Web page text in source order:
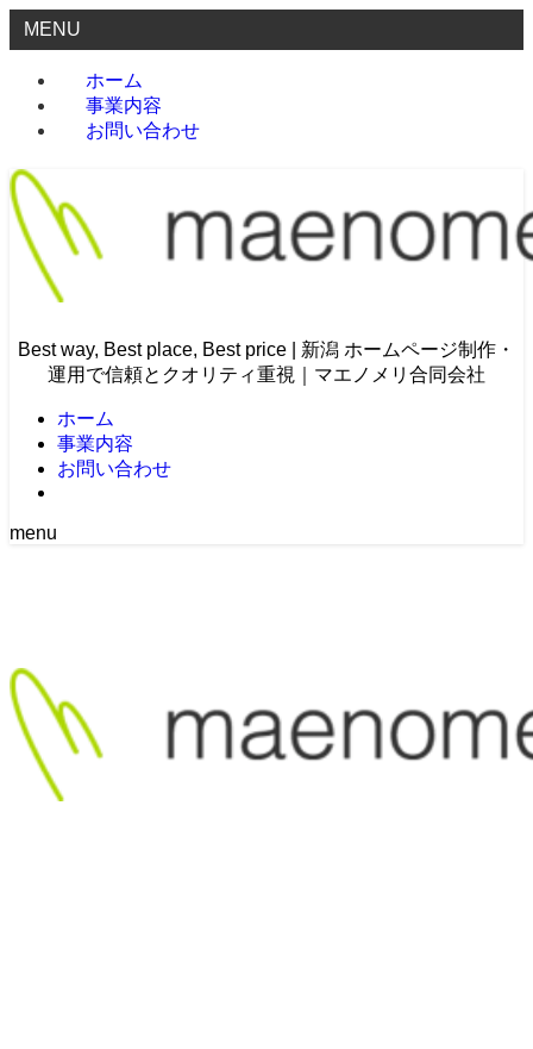
MENU
ホーム
事業内容
お問い合わせ
Best way, Best place, Best price | 新潟 ホームページ制作・
運用で信頼とクオリティ重視｜マエノメリ合同会社
ホーム
事業内容
お問い合わせ
menu